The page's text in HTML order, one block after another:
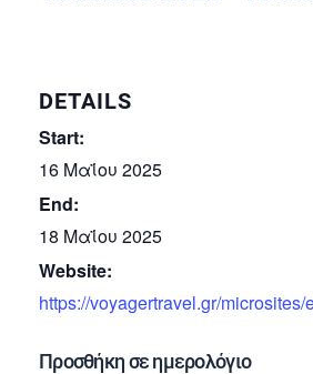
DETAILS
Start:
16 Μαΐου 2025
End:
18 Μαΐου 2025
Website:
https://voyagertravel.gr/microsites/
Προσθήκη σε ημερολόγιο